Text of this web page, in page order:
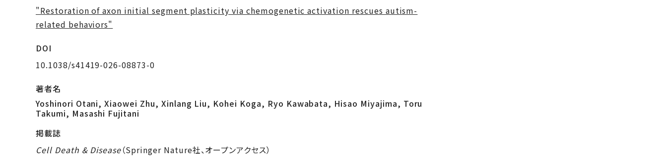
"Restoration of axon initial segment plasticity via chemogenetic activation rescues autism-
related behaviors"
DOI
10.1038/s41419-026-08873-0
著者名
Yoshinori Otani, Xiaowei Zhu, Xinlang Liu, Kohei Koga, Ryo Kawabata, Hisao Miyajima, Toru
Takumi, Masashi Fujitani
掲載誌
Cell Death & Disease（Springer Nature社、オープンアクセス）